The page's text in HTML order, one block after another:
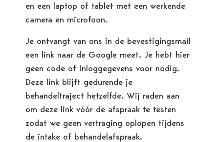
en een laptop of tablet met een werkende
camera en microfoon.
Je ontvangt van ons in de bevestigingsmail
een link naar de Google meet. Je hebt hier
geen code of inloggegevens voor nodig.
Deze link blijft gedurende je
behandeltraject hetzelfde. Wij raden aan
om deze link vóór de afspraak te testen
zodat we geen vertraging oplopen tijdens
de intake of behandelafspraak.